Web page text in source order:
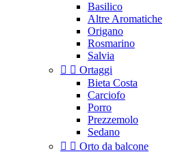
Basilico
Altre Aromatiche
Origano
Rosmarino
Salvia
  Ortaggi
Bieta Costa
Carciofo
Porro
Prezzemolo
Sedano
  Orto da balcone